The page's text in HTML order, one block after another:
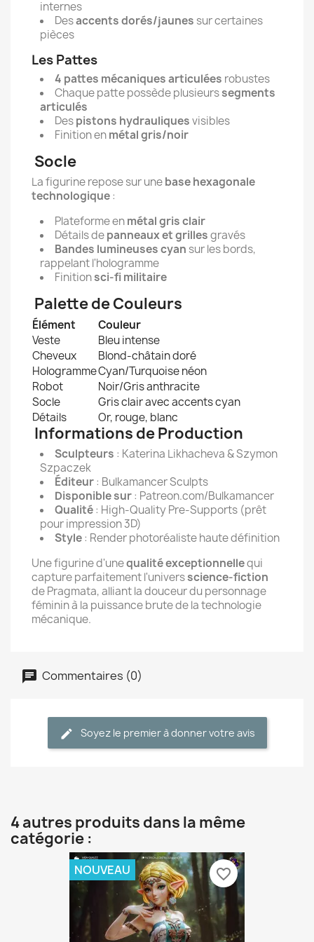
internes
Desaccents dorés/jaunes sur certaines
pièces
Les Pattes
4 pattes mécaniques articulées robustes
Chaque patte possède plusieurssegments
articulés
Despistons hydrauliquesvisibles
Finition enmétal gris/noir
Socle
La figurine repose sur unebase hexagonale
technologique:
Plateforme enmétal gris clair
Détails depanneaux et grillesgravés
Bandes lumineuses cyan sur les bords,
rappelant l'hologramme
Finitionsci-fi militaire
Palette de Couleurs
Élément
Couleur
Veste
Bleu intense
Cheveux
Blond-châtain doré
HologrammeCyan/Turquoise néon
Robot
Noir/Gris anthracite
Socle
Gris clair avec accents cyan
Détails
Or, rouge, blanc
Informations de Production
Sculpteurs : Katerina Likhacheva & Szymon
Szpaczek
Éditeur: Bulkamancer Sculpts
Disponible sur: Patreon.com/Bulkamancer
Qualité: High-Quality Pre-Supports (prêt
pour impression 3D)
Style: Render photoréaliste haute définition
Une figurine d'unequalité exceptionnellequi
capture parfaitement l'universscience-fiction
de Pragmata, alliant la douceur du personnage
féminin à la puissance brute de la technologie
mécanique.
Commentaires (0)
Soyez le premier à donner votre avis
4 autres produits dans la même
catégorie :
NOUVEAU favorite_border